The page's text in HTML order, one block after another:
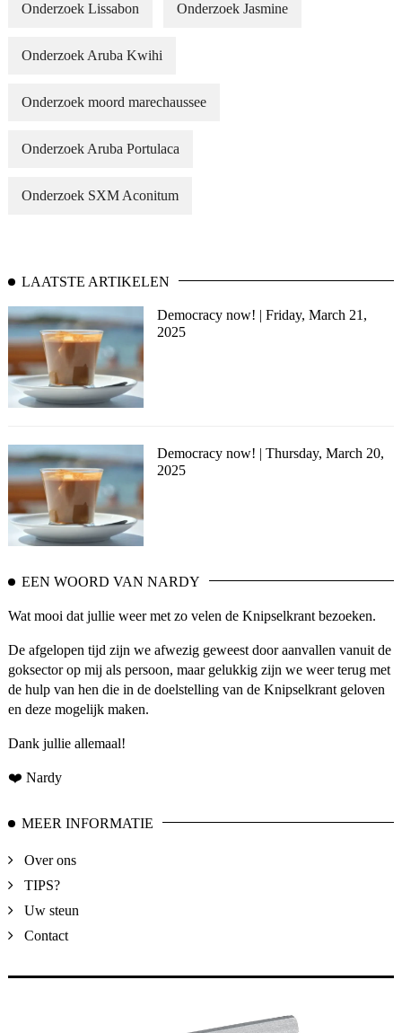
Onderzoek Lissabon Onderzoek Jasmine
Onderzoek Aruba Kwihi
Onderzoek moord marechaussee
Onderzoek Aruba Portulaca
Onderzoek SXM Aconitum
LAATSTE ARTIKELEN
Democracy now! | Friday, March 21,
2025
Democracy now! | Thursday, March 20,
2025
EEN WOORD VAN NARDY
Wat mooi dat jullie weer met zo velen de Knipselkrant bezoeken.
De afgelopen tijd zijn we afwezig geweest door aanvallen vanuit de
goksector op mij als persoon, maar gelukkig zijn we weer terug met
de hulp van hen die in de doelstelling van de Knipselkrant geloven
en deze mogelijk maken.
Dank jullie allemaal!
❤️ Nardy
MEER INFORMATIE
Over ons
TIPS?
Uw steun
Contact